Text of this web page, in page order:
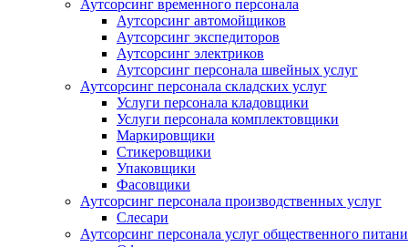
Аутсорсинг временного персонала
Аутсорсинг автомойщиков
Аутсорсинг экспедиторов
Аутсорсинг электриков
Аутсорсинг персонала швейных услуг
Аутсорсинг персонала складских услуг
Услуги персонала кладовщики
Услуги персонала комплектовщики
Маркировщики
Стикеровщики
Упаковщики
Фасовщики
Аутсорсинг персонала производственных услуг
Слесари
Аутсорсинг персонала услуг общественного